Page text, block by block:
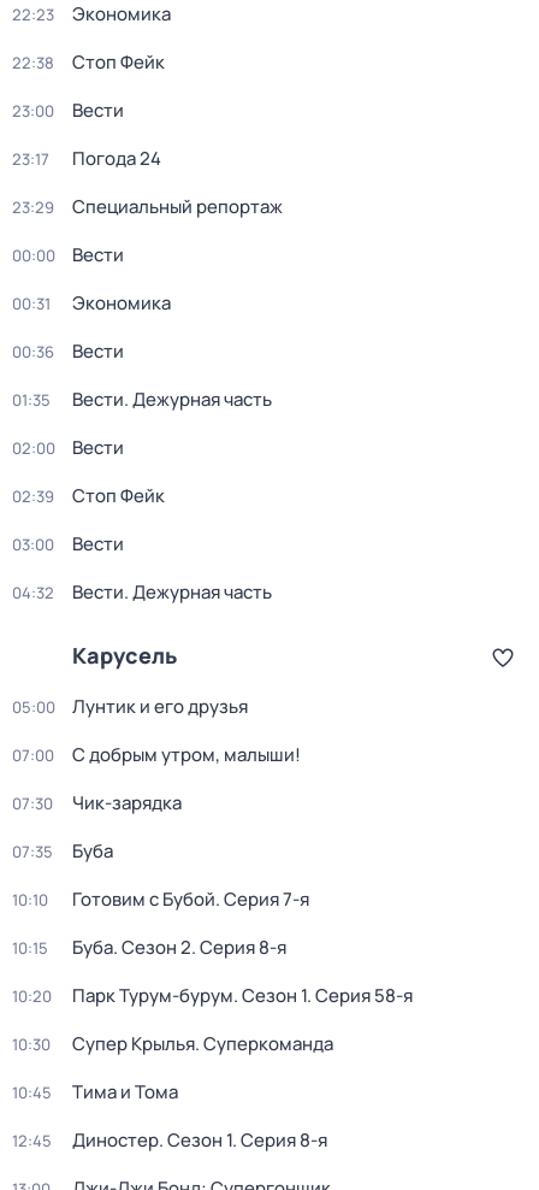
22:23 Экономика
22:38 Стоп Фейк
23:00 Вести
23:17 Погода 24
23:29 Специальный репортаж
00:00 Вести
00:31 Экономика
00:36 Вести
01:35 Вести. Дежурная часть
02:00 Вести
02:39 Стоп Фейк
03:00 Вести
04:32 Вести. Дежурная часть
Карусель
05:00 Лунтик и его друзья
07:00 С добрым утром, малыши!
07:30 Чик-зарядка
07:35 Буба
10:10 Готовим с Бубой. Серия 7-я
10:15 Буба. Сезон 2. Серия 8-я
10:20 Парк Турум-бурум. Сезон 1. Серия 58-я
10:30 Супер Крылья. Суперкоманда
10:45 Тима и Тома
12:45 Диностер. Сезон 1. Серия 8-я